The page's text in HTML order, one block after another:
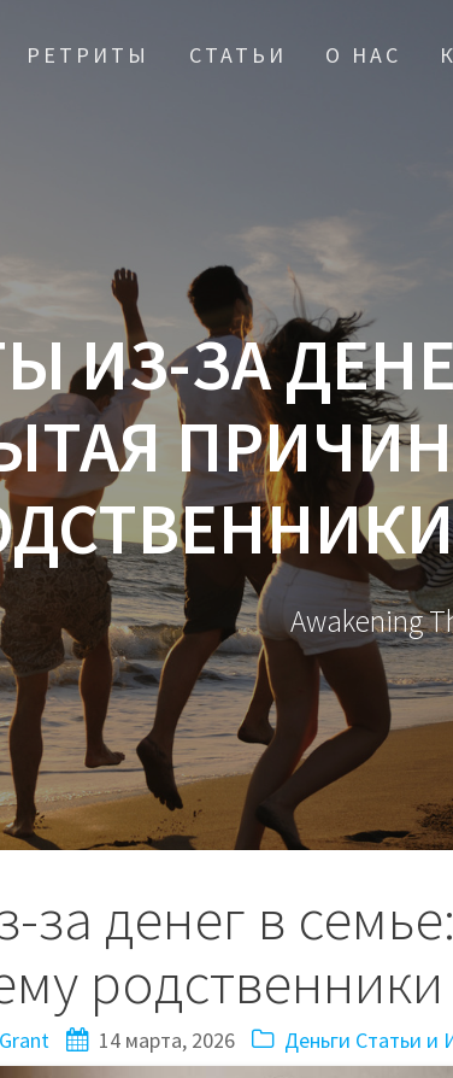
РЕТРИТЫ СТАТЬИ О НАС
ИЗ-ЗА
Awakening
денег в
родственники
14 марта, 2026 Деньги Статьи и